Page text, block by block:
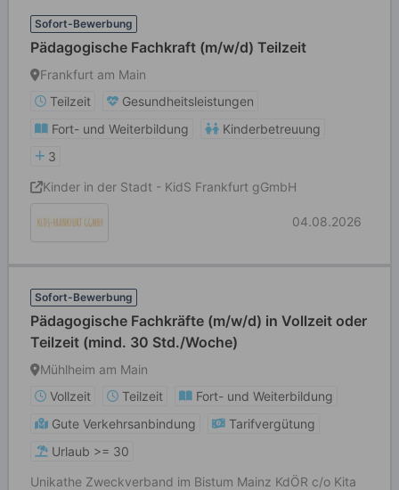
Sofort-Bewerbung
Pädagogische Fachkraft (m/w/d) Teilzeit
Frankfurt am Main
Teilzeit
Gesundheitsleistungen
Fort- und Weiterbildung
Kinderbetreuung
3
Kinder in der Stadt - KidS Frankfurt gGmbH
04.08.2026
Sofort-Bewerbung
Pädagogische Fachkräfte (m/w/d) in Vollzeit oder
Teilzeit (mind. 30 Std./Woche)
Mühlheim am Main
Vollzeit
Teilzeit
Fort- und Weiterbildung
Gute Verkehrsanbindung
Tarifvergütung
Urlaub >= 30
Unikathe Zweckverband im Bistum Mainz KdÖR c/o Kita